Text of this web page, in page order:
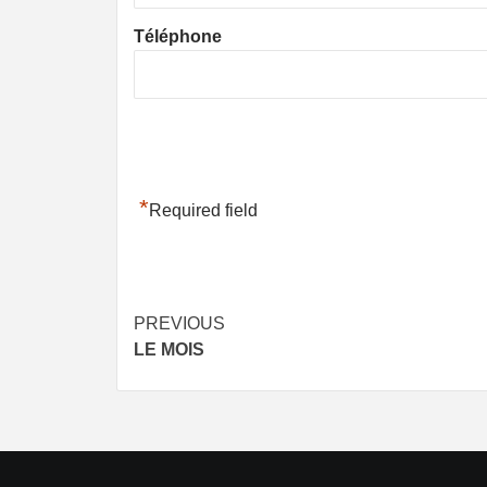
Téléphone
*Required field
Post
navigation
PREVIOUS
LE MOIS